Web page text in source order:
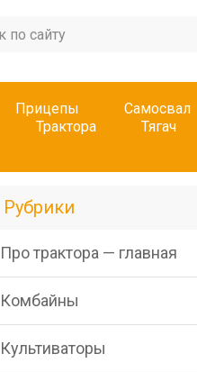
Прицепы
Самосвал
Трактора
Тягач
Рубрики
Про трактора — главная
Комбайны
Культиваторы